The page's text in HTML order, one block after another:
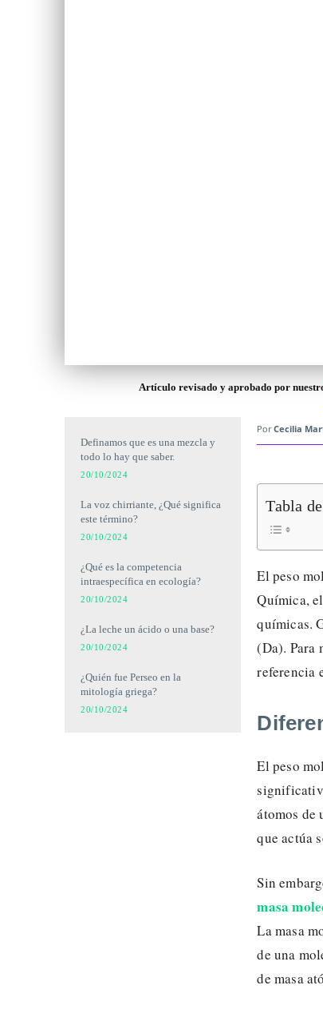
Artículo revisado y aprobado por
Definamos que es una mezcla y
todo lo hay que saber.
20/10/2024
La voz chirriante, ¿Qué significa
este término?
20/10/2024
¿Qué es la competencia
intraespecífica en ecología?
20/10/2024
¿La leche un ácido o una base?
20/10/2024
¿Quién fue Perseo en la
mitología griega?
20/10/2024
Por Cecilia
Tabla
El peso
Química,
químicas.
(Da). Para
referencia
El peso
átomos de
que actúa
Sin
masa
La masa
de una
de masa